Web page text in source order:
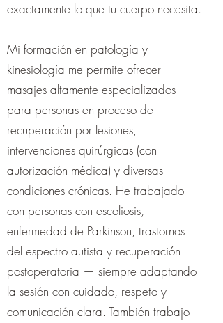
exactamente lo que tu cuerpo necesita.
Mi formación en patología y
kinesiología me permite ofrecer
masajes altamente especializados
para personas en proceso de
recuperación por lesiones,
intervenciones quirúrgicas (con
autorización médica) y diversas
condiciones crónicas. He trabajado
con personas con escoliosis,
enfermedad de Parkinson, trastornos
del espectro autista y recuperación
postoperatoria — siempre adaptando
la sesión con cuidado, respeto y
comunicación clara. También trabajo